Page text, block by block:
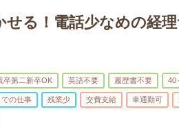
せる！電話少なめの経
卒第二新卒OK 英語不要 履歴書不要 40
の仕事 残業少 交費支給 車通勤可